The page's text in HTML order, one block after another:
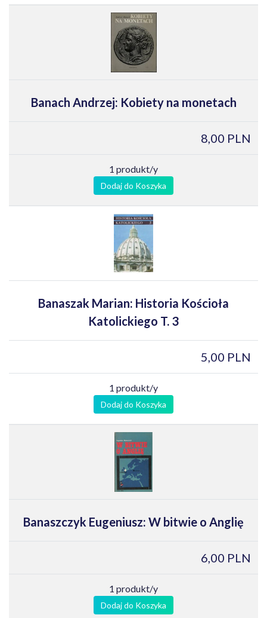
Banach Andrzej: Kobiety na monetach
8,00 PLN
1 produkt/y
Dodaj do Koszyka
Banaszak Marian: Historia Kościoła
Katolickiego T. 3
5,00 PLN
1 produkt/y
Dodaj do Koszyka
Banaszczyk Eugeniusz: W bitwie o Anglię
6,00 PLN
1 produkt/y
Dodaj do Koszyka